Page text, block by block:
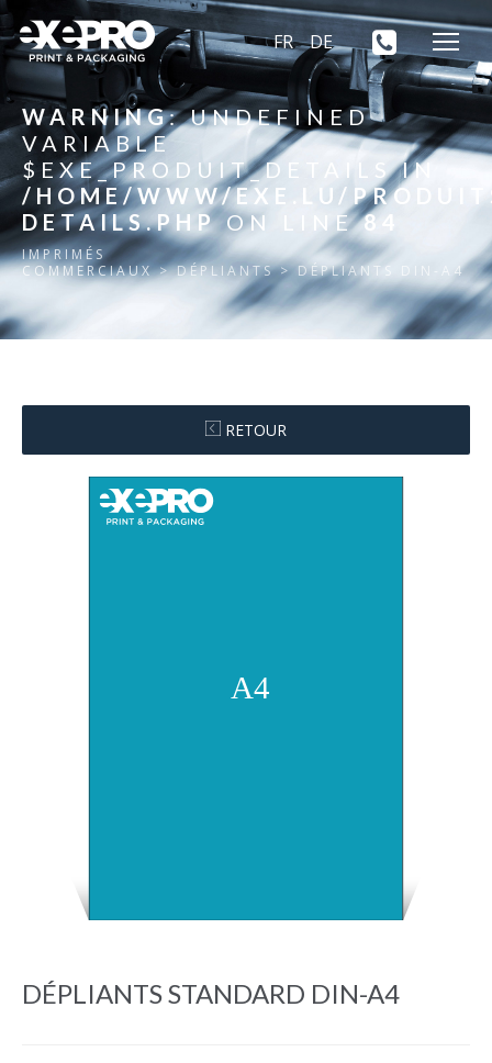
FR DE
WARNING: UNDEFINED
VARIABLE
$EXE_PRODUIT_DETAILS IN
/HOME/WWW/EXE.LU/
DETAILS.PHPON LINE84
IMPRIMÉS
COMMERCIAUX> DÉPLIANTS > DÉPLIANTS DIN-A4
RETOUR
DÉPLIANTS STANDARD DIN-A4